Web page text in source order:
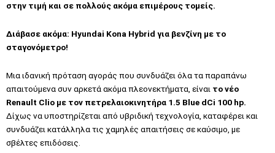
στην τιμή και σε πολλούς ακόμα επιμέρους τομείς.
Διάβασε ακόμα: Hyundai Kona Hybrid για βενζίνη με το
σταγονόμετρο!
Μια ιδανική πρόταση αγοράς που συνδυάζει όλα τα παραπάνω
απαιτούμενα συν αρκετά ακόμα πλεονεκτήματα, είναι το νέο
Renault Clio με τον πετρελαιοκινητήρα 1.5 Blue dCi 100 hp.
Δίχως να υποστηρίζεται από υβριδική τεχνολογία, καταφέρει και
συνδυάζει κατάλληλα τις χαμηλές απαιτήσεις σε καύσιμο, με
σβέλτες επιδόσεις.